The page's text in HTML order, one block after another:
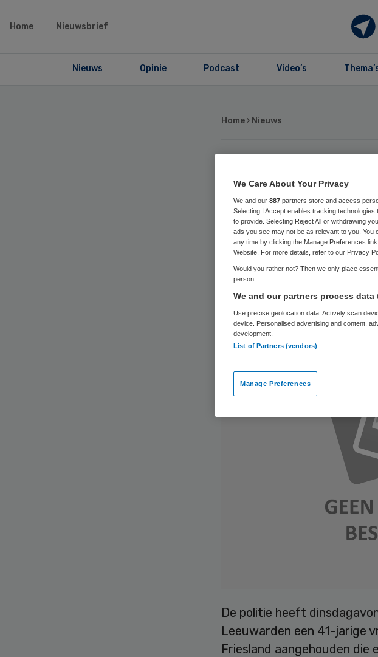
Home Nieuwsbrief
Nieuws Opinie Podcast Video’s
Home › Nieuws
Vrouw
De politie heeft
Leeuwarden een 41-jarige
Friesland aangehouden die
We Care About Your Privacy
We and our 887 partners store and access
Selecting I Accept enables tracking
to provide. Selecting Reject All or withdrawing
ads you see may not be as relevant to you.
any time by clicking the Manage Preferences
Website. For more details, refer to our Privacy
Would you rather not? Then we only place
person
We and our partners process data
Use precise geolocation data. Actively scan
device. Personalised advertising and content,
development.
List of Partners (vendors)
Manage Preferences